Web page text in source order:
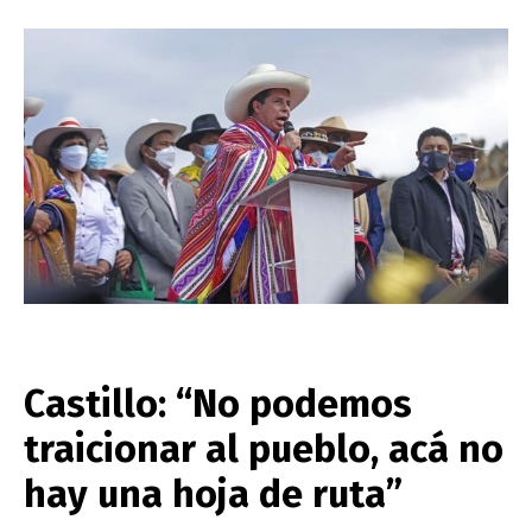
Castillo: “No podemos
traicionar al pueblo, acá no
hay una hoja de ruta”